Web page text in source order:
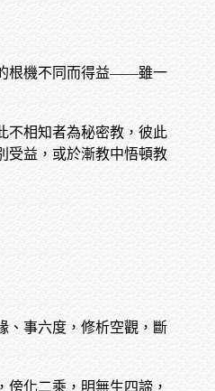
的根機不同而得益——雖一
不相知者為秘密教，彼此
受益，或於漸教中悟頓教
、事六度，修析空觀，斷
化二乘，明無生四諦，